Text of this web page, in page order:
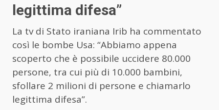
legittima difesa”
La tv di Stato iraniana Irib ha commentato
così le bombe Usa: “Abbiamo appena
scoperto che è possibile uccidere 80.000
persone, tra cui più di 10.000 bambini,
sfollare 2 milioni di persone e chiamarlo
legittima difesa”.